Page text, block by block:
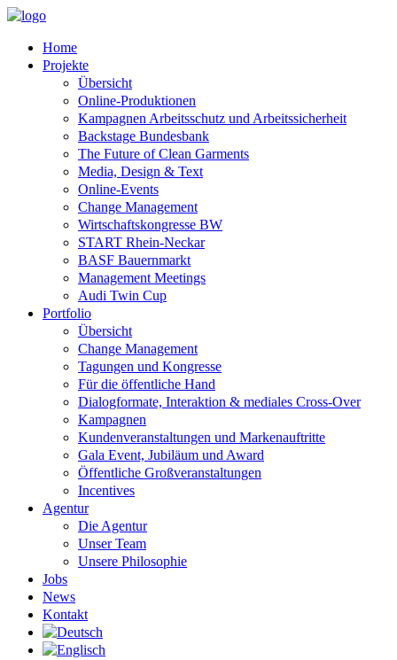
Home
Projekte
Übersicht
Online-Produktionen
Kampagnen Arbeitsschutz und Arbeitssicherheit
Backstage Bundesbank
The Future of Clean Garments
Media, Design & Text
Online-Events
Change Management
Wirtschaftskongresse BW
START Rhein-Neckar
BASF Bauernmarkt
Management Meetings
Audi Twin Cup
Portfolio
Übersicht
Change Management
Tagungen und Kongresse
Für die öffentliche Hand
Dialogformate, Interaktion & mediales Cross-Over
Kampagnen
Kundenveranstaltungen und Markenauftritte
Gala Event, Jubiläum und Award
Öffentliche Großveranstaltungen
Incentives
Agentur
Die Agentur
Unser Team
Unsere Philosophie
Jobs
News
Kontakt